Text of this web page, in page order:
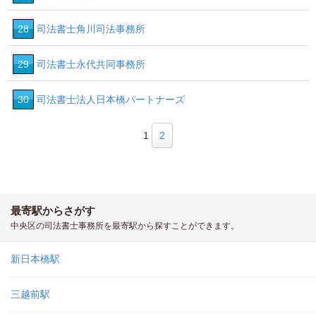
28 司法書士角川司法事務所
29 司法書士永代共同事務所
30 司法書士法人日本橋パートナーズ
1 2
最寄駅からさがす
中央区の司法書士事務所を最寄駅から探すことができます。
新日本橋駅
三越前駅